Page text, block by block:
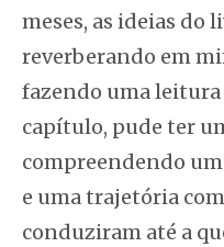
meses, as ideias do
reverberando em
fazendo uma
capítulo, pude ter
compreendendo
e uma trajetória
conduziram até a